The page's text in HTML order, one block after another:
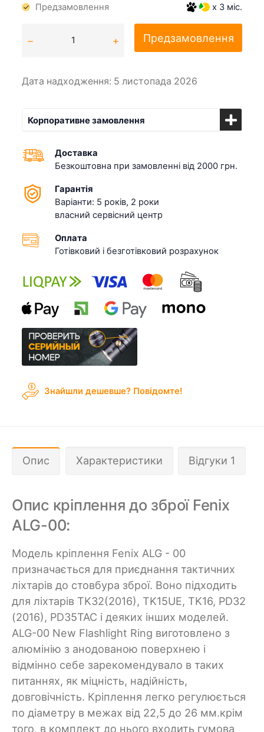
Предзамовлення x 3 міс.
Предзамовлення
Дата надходження: 5 листопада 2026
Корпоративне замовлення
Доставка
Безкоштовна при замовленні від 2000 грн.
Гарантія
Варіанти: 5 років, 2 роки
власний сервісний центр
Оплата
Готівковий і безготівковий розрахунок
Знайшли дешевше? Повідомте!
Опис Характеристики Відгуки 1
Опис кріплення до зброї Fenix
ALG-00:
Модель кріплення Fenix ALG - 00
призначається для приєднання тактичних
ліхтарів до стовбура зброї. Воно підходить
для ліхтарів TK32(2016), TK15UE, TK16, PD32
(2016), PD35TAC і деяких інших моделей.
ALG-00 New Flashlight Ring виготовлено з
алюмінію з анодованою поверхнею і
відмінно себе зарекомендувало в таких
питаннях, як міцність, надійність,
довговічність. Кріплення легко регулюється
по діаметру в межах від 22,5 до 26 мм.крім
того, в комплект до нього входить гумова